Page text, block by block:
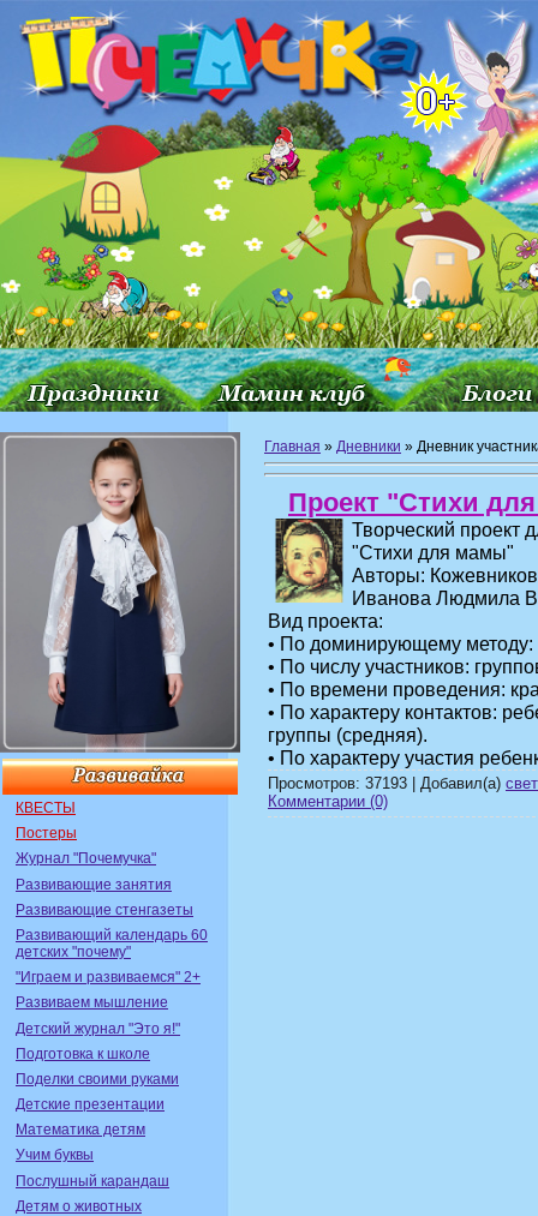
КВЕСТЫ
Постеры
Журнал "Почемучка"
Развивающие занятия
Развивающие стенгазеты
Развивающий календарь 60
детских "почему"
"Играем и развиваемся" 2+
Развиваем мышление
Детский журнал "Это я!"
Подготовка к школе
Поделки своими руками
Детские презентации
Математика детям
Учим буквы
Послушный карандаш
Детям о животных
Главная » Дневники » Дневник
Проект "Стихи
Творческий проект
"Стихи для мамы"
Авторы:
Иванова Людмила
Вид проекта:
• По доминирующему
• По числу участников:
• По времени проведения:
• По характеру контактов:
группы (средняя).
• По характеру участия
Просмотров: 37193 | Добавил(а)
Комментарии (0)